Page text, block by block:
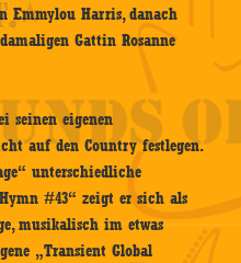
Emmylou Harris, danach
Gattin Rosanne
seinen eigenen
auf den Country festlegen.
unterschiedliche
#43“ zeigt er sich als
musikalisch im etwas
„Transient Global